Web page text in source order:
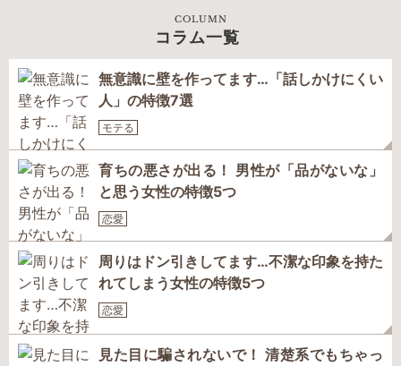
COLUMN
コラム一覧
無意識に壁を作ってます…「話しかけにくい
人」の特徴7選
モテる
育ちの悪さが出る！ 男性が「品がないな」
と思う女性の特徴5つ
恋愛
周りはドン引きしてます…不潔な印象を持た
れてしまう女性の特徴5つ
恋愛
見た目に騙されないで！ 清楚系でもちゃっ